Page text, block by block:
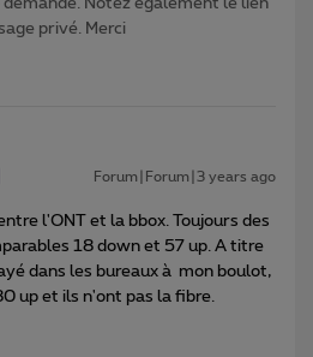
Notez également le lien
privé. Merci
Forum|Forum|3 years ago
l'ONT et la bbox. Toujours des
18 down et 57 up. A titre
dans les bureaux à mon boulot,
up et ils n'ont pas la fibre.